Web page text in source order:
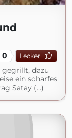
0 Lecker
gegrillt, dazu
ein scharfes
Satay (...)